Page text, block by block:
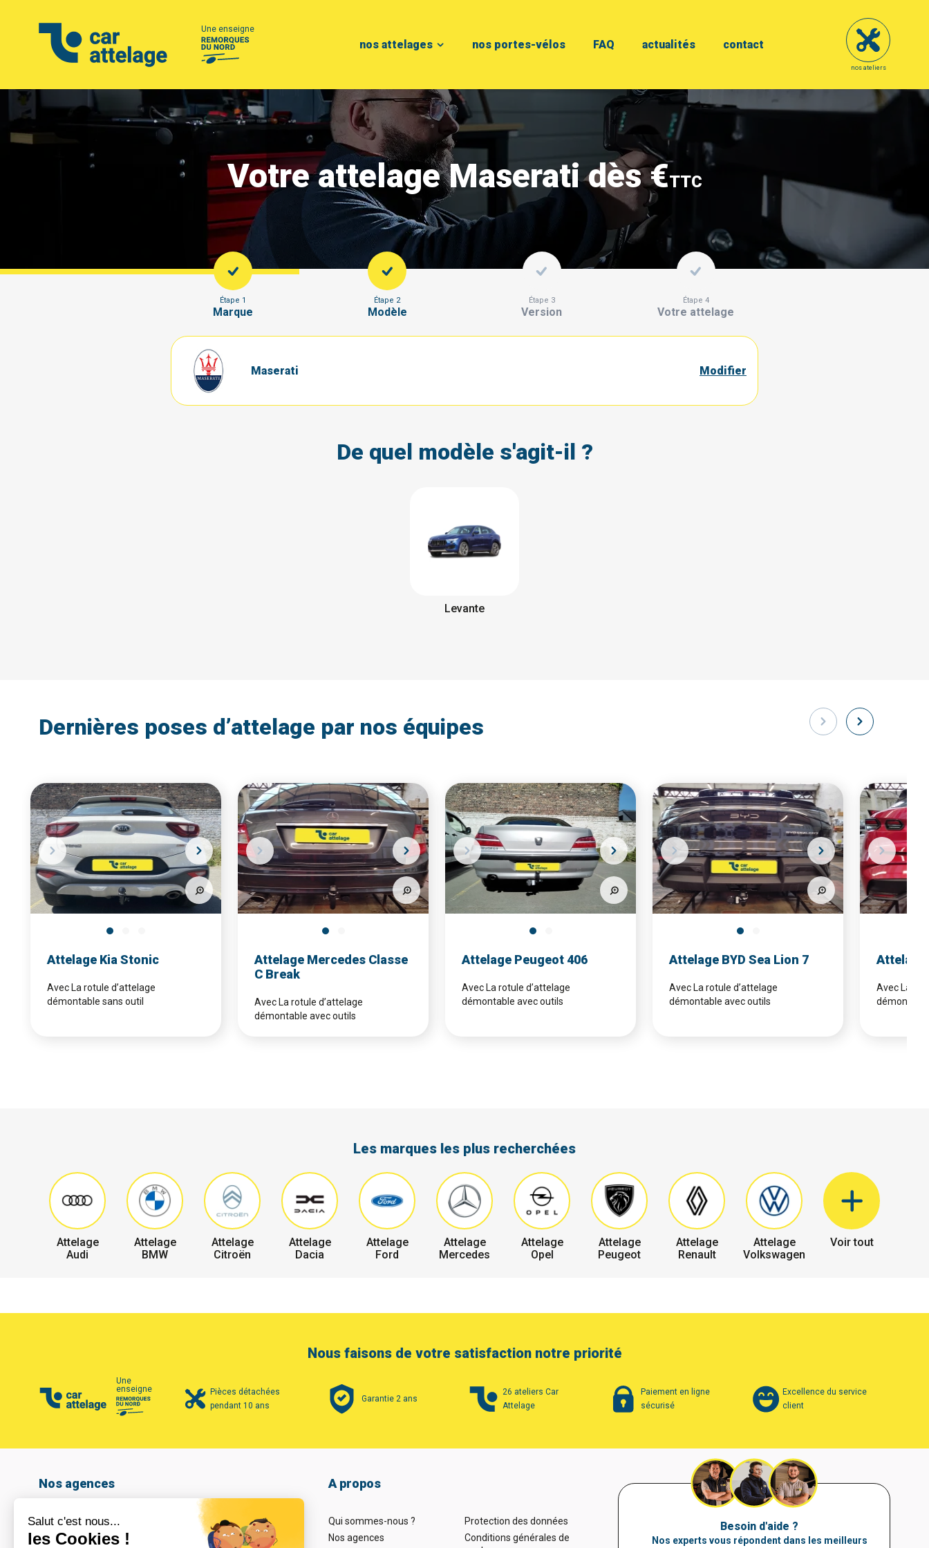
Une enseigne
nos attelages nos portes-vélos FAQ actualités contact
nos ateliers
Votre attelage Maserati dès €TTC
Étape 1
Marque
Étape 2
Modèle
Étape 3
Version
Étape 4
Votre attelage
Maserati Modifier
De quel modèle s'agit-il ?
Levante
Dernières poses d’attelage par nos équipes
Attelage Kia Stonic
Avec La rotule d’attelage
démontable sans outil
Attelage Mercedes Classe
C Break
Avec La rotule d’attelage
démontable avec outils
Attelage Peugeot 406
Avec La rotule d’attelage
démontable avec outils
Attelage BYD Sea Lion 7
Avec La rotule d’attelage
démontable avec outils
Attelage
Avec La
Les marques les plus recherchées
Attelage
Audi
Attelage
BMW
Attelage
Citroën
Attelage
Dacia
Attelage
Ford
Attelage
Mercedes
Attelage
Opel
Attelage
Peugeot
Attelage
Renault
Attelage
Volkswagen
Voir tout
Nous faisons de votre satisfaction notre priorité
Une
enseigne
Pièces détachées
pendant 10 ans
Garantie 2 ans
26 ateliers Car
Attelage
Paiement en ligne
sécurisé
Excellence du service
client
Nos agences
Amiens
Armentières
Arras
Beauvais
A propos
Qui sommes-nous ?
Nos agences
Protection des données
Conditions générales de
Besoin d'aide ?
Nos experts vous répondent dans les meilleurs